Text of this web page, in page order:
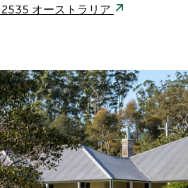
オーストラリア